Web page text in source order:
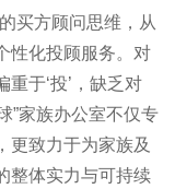
买方顾问思维，从
性化投顾服务。对
于‘投’，缺乏对
”家族办公室不仅专
更致力于为家族及
整体实力与可持续